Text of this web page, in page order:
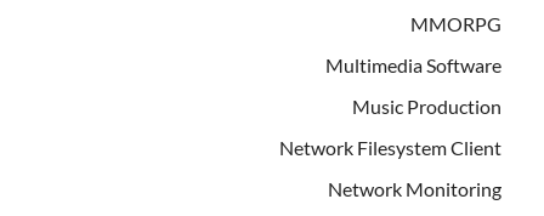
MMORPG
Multimedia Software
Music Production
Network Filesystem Client
Network Monitoring